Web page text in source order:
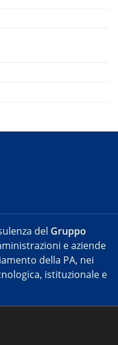
del Gruppo
e aziende
della PA, nei
istituzionale e